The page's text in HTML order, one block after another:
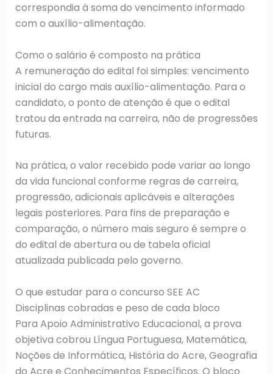
correspondia à soma do vencimento informado
com o auxílio-alimentação.
Como o salário é composto na prática
A remuneração do edital foi simples: vencimento
inicial do cargo mais auxílio-alimentação. Para o
candidato, o ponto de atenção é que o edital
tratou da entrada na carreira, não de progressões
futuras.
Na prática, o valor recebido pode variar ao longo
da vida funcional conforme regras de carreira,
progressão, adicionais aplicáveis e alterações
legais posteriores. Para fins de preparação e
comparação, o número mais seguro é sempre o
do edital de abertura ou de tabela oficial
atualizada publicada pelo governo.
O que estudar para o concurso SEE AC
Disciplinas cobradas e peso de cada bloco
Para Apoio Administrativo Educacional, a prova
objetiva cobrou Língua Portuguesa, Matemática,
Noções de Informática, História do Acre, Geografia
do Acre e Conhecimentos Específicos. O bloco